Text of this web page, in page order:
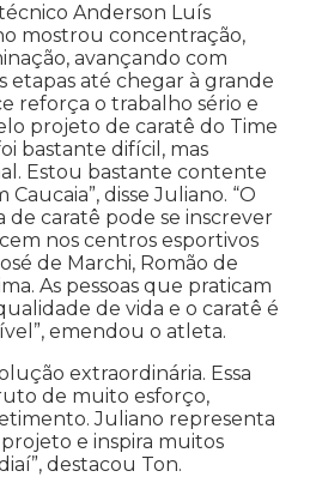
Anderson Luís
mostrou concentração,
avançando com
etapas até chegar à grande
reforça o trabalho sério e
projeto de caratê do Time
bastante difícil, mas
Estou bastante contente
disse Juliano. “O
de caratê pode se inscrever
nos centros esportivos
de Marchi, Romão de
As pessoas que praticam
de vida e o caratê é
emendou o atleta.
extraordinária. Essa
de muito esforço,
Juliano representa
e inspira muitos
destacou Ton.